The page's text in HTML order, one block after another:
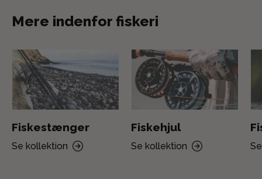
Mere indenfor fiskeri
Fiskestænger
Se kollektion
Fiskehjul
Se kollektion